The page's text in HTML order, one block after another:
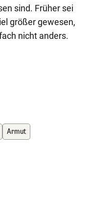
sind. Früher sei
größer gewesen,
nicht anders.
Armut